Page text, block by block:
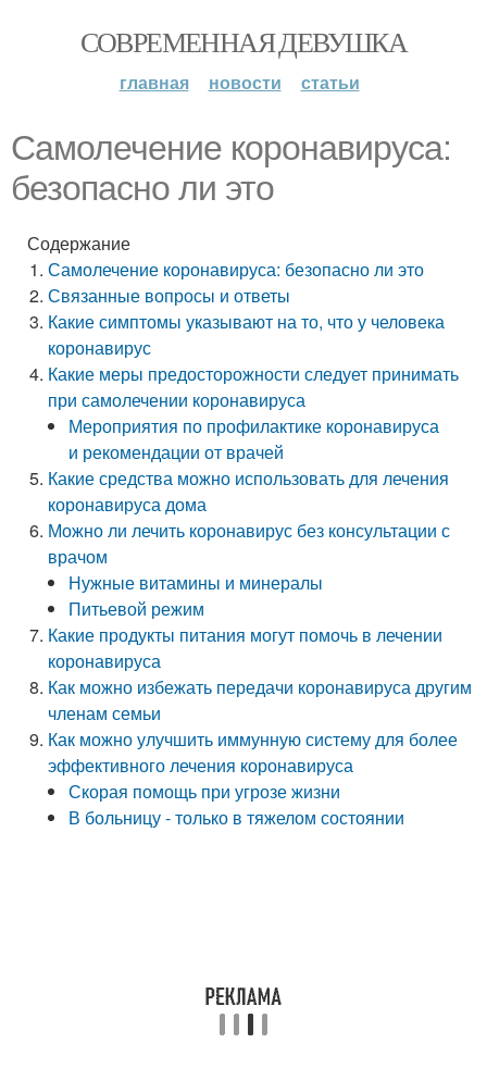
СОВРЕМЕННАЯ ДЕВУШКА
главная новости статьи
Самолечение коронавируса:
безопасно ли это
Содержание
Самолечение коронавируса: безопасно ли это
Связанные вопросы и ответы
Какие симптомы указывают на то, что у человека
коронавирус
Какие меры предосторожности следует принимать
при самолечении коронавируса
Мероприятия по профилактике коронавируса
и рекомендации от врачей
Какие средства можно использовать для лечения
коронавируса дома
Можно ли лечить коронавирус без консультации с
врачом
Нужные витамины и минералы
Питьевой режим
Какие продукты питания могут помочь в лечении
коронавируса
Как можно избежать передачи коронавируса другим
членам семьи
Как можно улучшить иммунную систему для более
эффективного лечения коронавируса
Скорая помощь при угрозе жизни
В больницу - только в тяжелом состоянии